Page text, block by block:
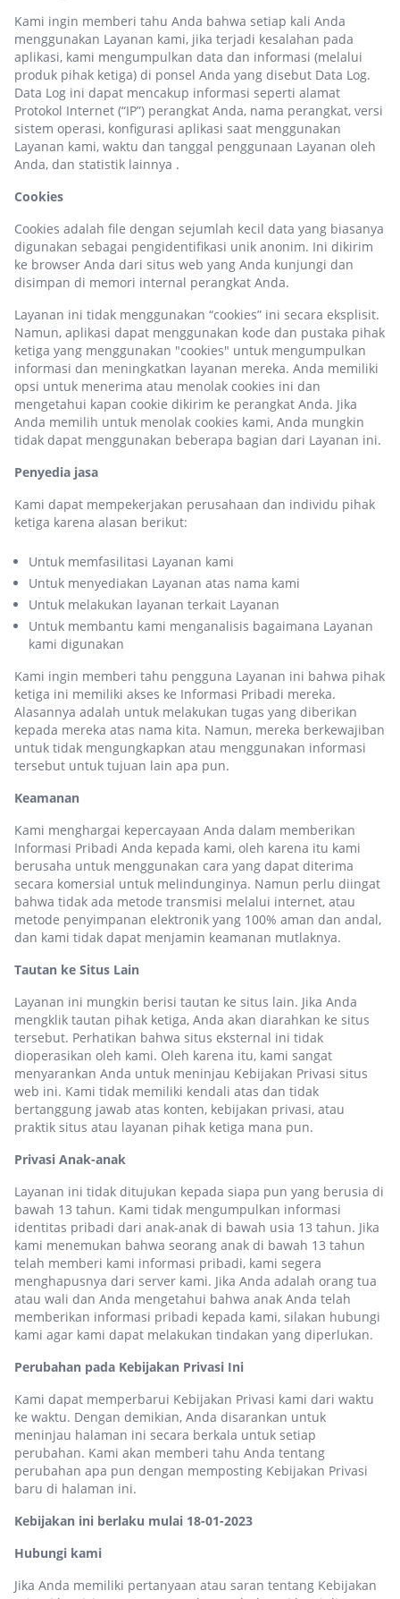
Kami ingin memberi tahu Anda bahwa setiap kali Anda
menggunakan Layanan kami, jika terjadi kesalahan pada
aplikasi, kami mengumpulkan data dan informasi (melalui
produk pihak ketiga) di ponsel Anda yang disebut Data Log.
Data Log ini dapat mencakup informasi seperti alamat
Protokol Internet (“IP”) perangkat Anda, nama perangkat, versi
sistem operasi, konfigurasi aplikasi saat menggunakan
Layanan kami, waktu dan tanggal penggunaan Layanan oleh
Anda, dan statistik lainnya .
Cookies
Cookies adalah file dengan sejumlah kecil data yang biasanya
digunakan sebagai pengidentifikasi unik anonim. Ini dikirim
ke browser Anda dari situs web yang Anda kunjungi dan
disimpan di memori internal perangkat Anda.
Layanan ini tidak menggunakan “cookies” ini secara eksplisit.
Namun, aplikasi dapat menggunakan kode dan pustaka pihak
ketiga yang menggunakan "cookies" untuk mengumpulkan
informasi dan meningkatkan layanan mereka. Anda memiliki
opsi untuk menerima atau menolak cookies ini dan
mengetahui kapan cookie dikirim ke perangkat Anda. Jika
Anda memilih untuk menolak cookies kami, Anda mungkin
tidak dapat menggunakan beberapa bagian dari Layanan ini.
Penyedia jasa
Kami dapat mempekerjakan perusahaan dan individu pihak
ketiga karena alasan berikut:
Untuk memfasilitasi Layanan kami
Untuk menyediakan Layanan atas nama kami
Untuk melakukan layanan terkait Layanan
Untuk membantu kami menganalisis bagaimana Layanan
kami digunakan
Kami ingin memberi tahu pengguna Layanan ini bahwa pihak
ketiga ini memiliki akses ke Informasi Pribadi mereka.
Alasannya adalah untuk melakukan tugas yang diberikan
kepada mereka atas nama kita. Namun, mereka berkewajiban
untuk tidak mengungkapkan atau menggunakan informasi
tersebut untuk tujuan lain apa pun.
Keamanan
Kami menghargai kepercayaan Anda dalam memberikan
Informasi Pribadi Anda kepada kami, oleh karena itu kami
berusaha untuk menggunakan cara yang dapat diterima
secara komersial untuk melindunginya. Namun perlu diingat
bahwa tidak ada metode transmisi melalui internet, atau
metode penyimpanan elektronik yang 100% aman dan andal,
dan kami tidak dapat menjamin keamanan mutlaknya.
Tautan ke Situs Lain
Layanan ini mungkin berisi tautan ke situs lain. Jika Anda
mengklik tautan pihak ketiga, Anda akan diarahkan ke situs
tersebut. Perhatikan bahwa situs eksternal ini tidak
dioperasikan oleh kami. Oleh karena itu, kami sangat
menyarankan Anda untuk meninjau Kebijakan Privasi situs
web ini. Kami tidak memiliki kendali atas dan tidak
bertanggung jawab atas konten, kebijakan privasi, atau
praktik situs atau layanan pihak ketiga mana pun.
Privasi Anak-anak
Layanan ini tidak ditujukan kepada siapa pun yang berusia di
bawah 13 tahun. Kami tidak mengumpulkan informasi
identitas pribadi dari anak-anak di bawah usia 13 tahun. Jika
kami menemukan bahwa seorang anak di bawah 13 tahun
telah memberi kami informasi pribadi, kami segera
menghapusnya dari server kami. Jika Anda adalah orang tua
atau wali dan Anda mengetahui bahwa anak Anda telah
memberikan informasi pribadi kepada kami, silakan hubungi
kami agar kami dapat melakukan tindakan yang diperlukan.
Perubahan pada Kebijakan Privasi Ini
Kami dapat memperbarui Kebijakan Privasi kami dari waktu
ke waktu. Dengan demikian, Anda disarankan untuk
meninjau halaman ini secara berkala untuk setiap
perubahan. Kami akan memberi tahu Anda tentang
perubahan apa pun dengan memposting Kebijakan Privasi
baru di halaman ini.
Kebijakan ini berlaku mulai 18-01-2023
Hubungi kami
Jika Anda memiliki pertanyaan atau saran tentang Kebijakan